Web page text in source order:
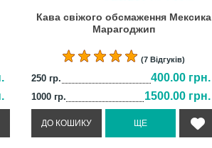
Кава свіжого обсмаження Мексика
Марагоджип
(7 Відгуків)
250 гр. 400.00 грн.
1000 гр. 1500.00 грн.